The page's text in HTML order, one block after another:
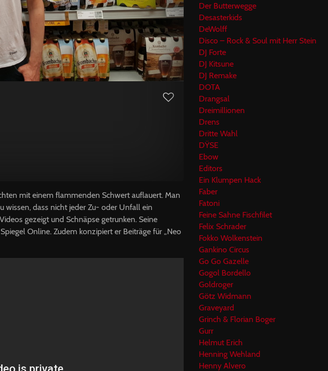
mit einem flammenden Schwert auflauert. Man
wissen, dass nicht jeder Zu- oder Unfall ein
gezeigt und Schnäpse getrunken. Seine
Online. Zudem konzipiert er Beiträge für „Neo
Der Butterwegge
Desasterkids
DeWolff
Disco – Rock & Soul mit Herr Stein
DJ Forte
DJ Kitsune
DJ Remake
DOTA
Drangsal
Dreimillionen
Drens
Dritte Wahl
DŸSE
Ebow
Editors
Ein Klumpen Hack
Faber
Fatoni
Feine Sahne Fischfilet
Felix Schrader
Fokko Wolkenstein
Gankino Circus
Go Go Gazelle
Gogol Bordello
Goldroger
Götz Widmann
Graveyard
Grinch & Florian Boger
Gurr
Helmut Erich
Henning Wehland
Henny Alvero